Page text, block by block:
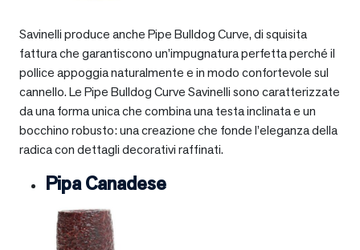
Savinelli produce anche Pipe Bulldog Curve, di squisita
fattura che garantiscono un’impugnatura perfetta perché il
pollice appoggia naturalmente e in modo confortevole sul
cannello. Le Pipe Bulldog Curve Savinelli sono caratterizzate
da una forma unica che combina una testa inclinata e un
bocchino robusto: una creazione che fonde l’eleganza della
radica con dettagli decorativi raffinati.
Pipa Canadese